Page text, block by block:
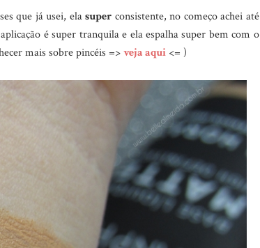
que já usei, elasuper consistente, no começo achei até
é super tranquila e ela espalha super bem com o
mais sobre pincéis =>veja aqui<= )